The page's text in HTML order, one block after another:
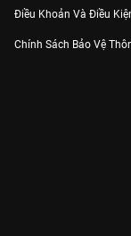
Điều Khoản Và Điều
Chính Sách Bảo Vệ